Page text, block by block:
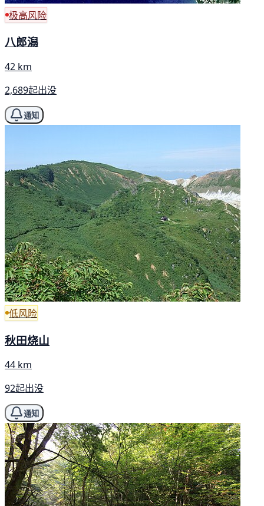
极高风险
八郎潟
42 km
2,689起出没
通知
低风险
秋田烧山
44 km
92起出没
通知